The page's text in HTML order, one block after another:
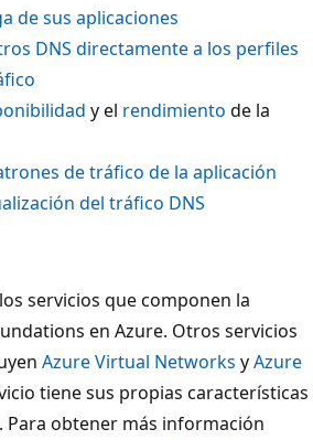
de sus aplicaciones
DNS directamente a los perfiles
y el rendimiento de la
de tráfico de la aplicación
del tráfico DNS
servicios que componen la
en Azure. Otros servicios
Azure Virtual Networks yAzure
tiene sus propias características
Para obtener más información